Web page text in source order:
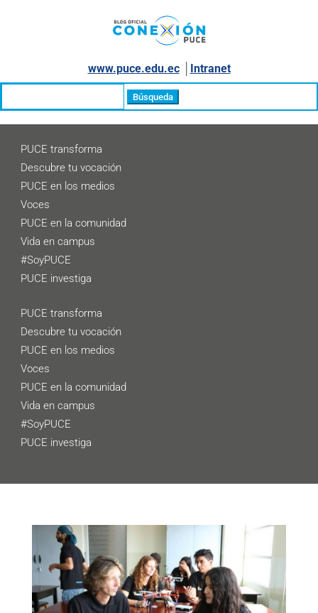
www.puce.edu.ec│ Intranet
PUCE transforma
Descubre tu vocación
PUCE en los medios
Voces
PUCE en la comunidad
Vida en campus
#SoyPUCE
PUCE investiga
PUCE transforma
Descubre tu vocación
PUCE en los medios
Voces
PUCE en la comunidad
Vida en campus
#SoyPUCE
PUCE investiga